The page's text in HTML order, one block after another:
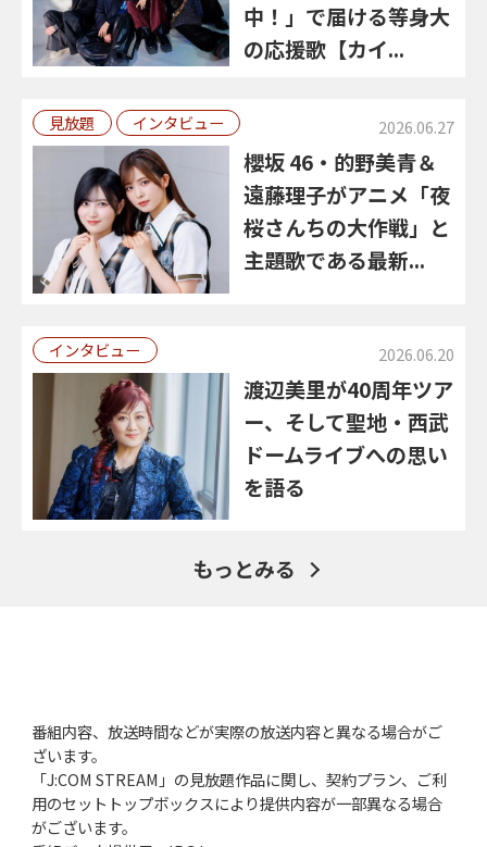
中！」で届ける等身大
の応援歌【カイ...
見放題 インタビュー 2026.06.27
櫻坂 46・的野美青＆
遠藤理子がアニメ「夜
桜さんちの大作戦」と
主題歌である最新...
インタビュー 2026.06.20
渡辺美里が40周年ツア
ー、そして聖地・西武
ドームライブへの思い
を語る
もっとみる
番組内容、放送時間などが実際の放送内容と異なる場合がご
ざいます。
「J:COM STREAM」の見放題作品に関し、契約プラン、ご利
用のセットトップボックスにより提供内容が一部異なる場合
がございます。